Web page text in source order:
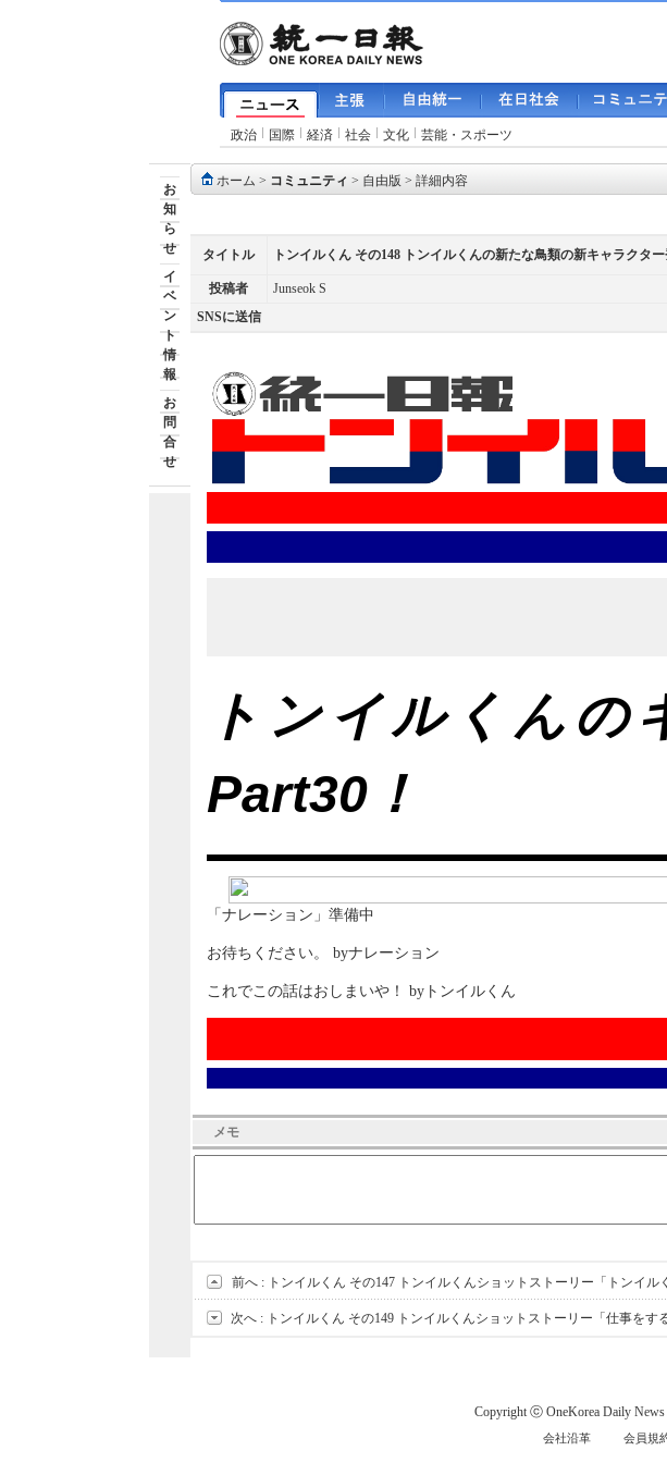
政治 国際 経済 社会 文化 芸能・スポーツ
お
知
ら
せ
イ
ベ
ン
ト
情
報
お
問
合
せ
ホーム > コミュニティ > 自由版 > 詳細内容
タイトル トンイルくん その148 トンイルくんの新たな鳥類の新キャラクター
投稿者 Junseok S
SNSに送信
トンイルくんの
Part30！
「ナレーション」準備中
お待ちください。 byナレーション
これでこの話はおしまいや！ byトンイルくん
メモ
前へ : トンイルくん その147 トンイルくんショットストーリー「トンイル
次へ : トンイルくん その149 トンイルくんショットストーリー「仕事をす
Copyright ⓒ OneKorea Daily News
会社沿革 会員規